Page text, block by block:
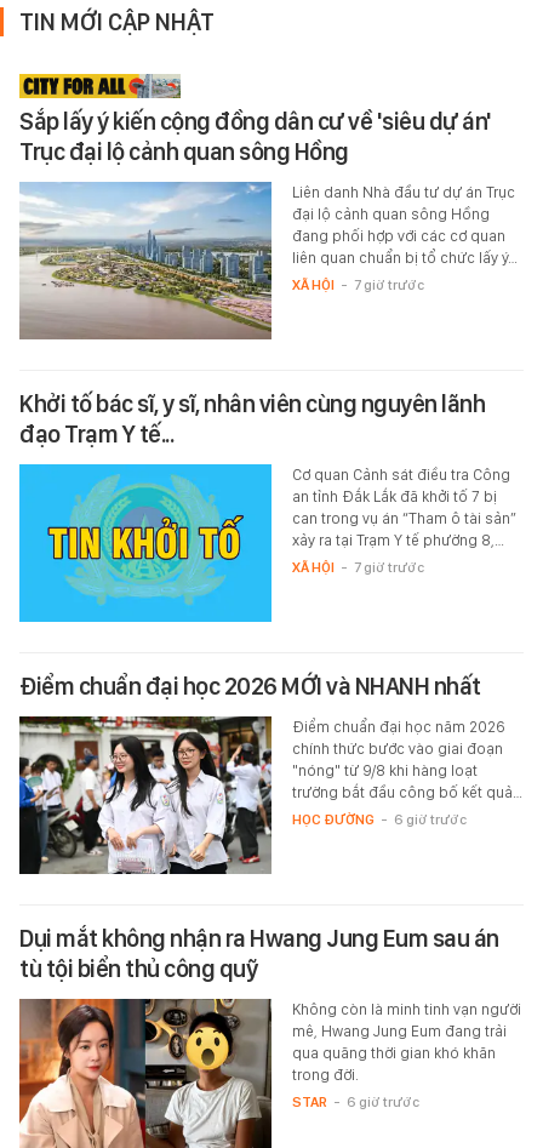
TIN MỚI CẬP NHẬT
Sắp lấy ý kiến cộng đồng dân cư về 'siêu dự án'
Trục đại lộ cảnh quan sông Hồng
Liên danh Nhà đầu tư dự án Trục
đại lộ cảnh quan sông Hồng
đang phối hợp với các cơ quan
liên quan chuẩn bị tổ chức lấy ý…
XÃ HỘI - 7 giờ trước
Khởi tố bác sĩ, y sĩ, nhân viên cùng nguyên lãnh
đạo Trạm Y tế...
Cơ quan Cảnh sát điều tra Công
an tỉnh Đắk Lắk đã khởi tố 7 bị
can trong vụ án “Tham ô tài sản”
xảy ra tại Trạm Y tế phường 8,…
XÃ HỘI - 7 giờ trước
Điểm chuẩn đại học 2026 MỚI và NHANH nhất
Điểm chuẩn đại học năm 2026
chính thức bước vào giai đoạn
"nóng" từ 9/8 khi hàng loạt
trường bắt đầu công bố kết quả…
HỌC ĐƯỜNG - 6 giờ trước
Dụi mắt không nhận ra Hwang Jung Eum sau án
tù tội biển thủ công quỹ
Không còn là minh tinh vạn người
mê, Hwang Jung Eum đang trải
qua quãng thời gian khó khăn
trong đời.
STAR - 6 giờ trước